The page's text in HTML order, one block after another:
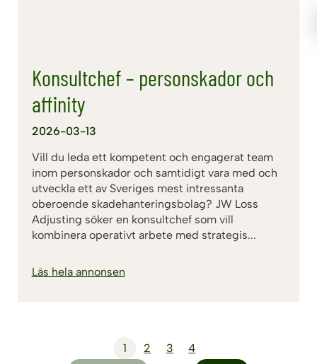
2026-03-13
Konsultchef – personskador och
affinity
Vill du leda ett kompetent och engagerat team
inom personskador och samtidigt vara med och
utveckla ett av Sveriges mest intressanta
oberoende skadehanteringsbolag? JW Loss
Adjusting söker en konsultchef som vill
kombinera operativt arbete med strategis...
Läs hela annonsen
1 2 3 4